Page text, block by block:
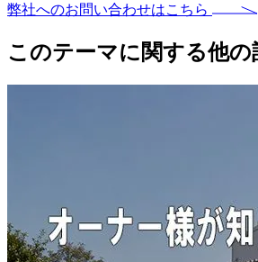
弊社へのお問い合わせはこちら
このテーマに関する他の